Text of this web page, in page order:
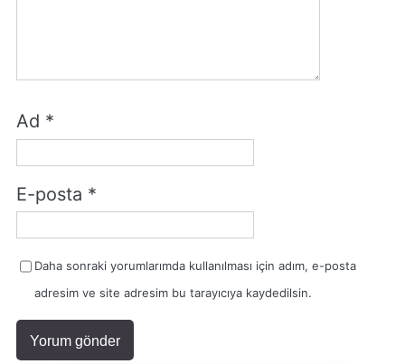
Ad *
E-posta *
Daha sonraki yorumlarımda kullanılması için adım, e-posta
adresim ve site adresim bu tarayıcıya kaydedilsin.